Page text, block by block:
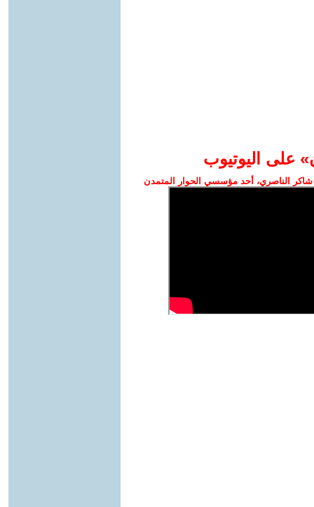
على اليوتيوب
الناصري، أحد مؤسسي الحوار المتمدن